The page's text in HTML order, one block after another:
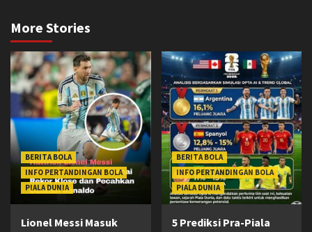
More Stories
BERITA BOLA
INFO PERTANDINGAN BOLA
PIALA DUNIA
Lionel Messi Masuk
BERITA BOLA
INFO PERTANDINGAN BOLA
PIALA DUNIA
5 Prediksi Pra-Piala